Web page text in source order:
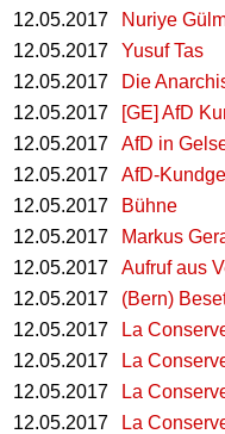
12.05.2017
Nuriye
12.05.2017
Yusuf Tas
12.05.2017
Die
12.05.2017
[GE] AfD
12.05.2017
AfD in
12.05.2017
AfD-
12.05.2017
Bühne
12.05.2017
Markus
12.05.2017
Aufruf aus
12.05.2017
(Bern)
12.05.2017
La
12.05.2017
La
12.05.2017
La
12.05.2017 La